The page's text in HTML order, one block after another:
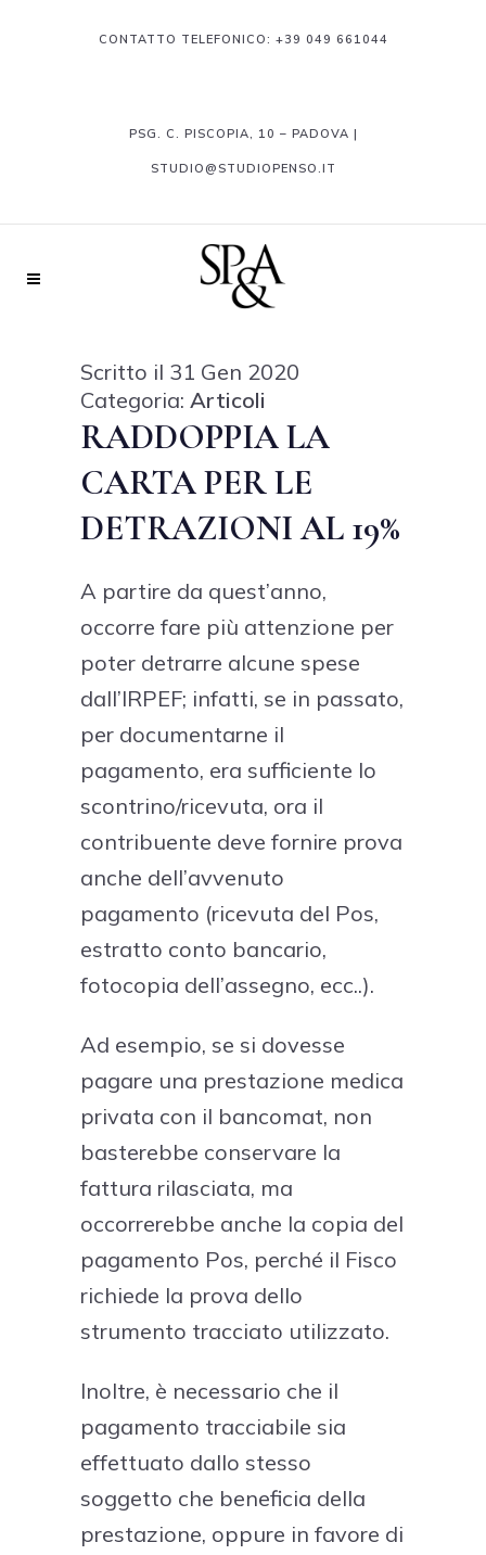
CONTATTO TELEFONICO: +39 049 661044
PSG. C. PISCOPIA, 10 – PADOVA |
STUDIO@STUDIOPENSO.IT
Scritto il 31 Gen 2020
Categoria: Articoli
RADDOPPIA LA
CARTA PER LE
DETRAZIONI AL 19%
A partire da quest’anno,
occorre fare più attenzione per
poter detrarre alcune spese
dall’IRPEF; infatti, se in passato,
per documentarne il
pagamento, era sufficiente lo
scontrino/ricevuta, ora il
contribuente deve fornire prova
anche dell’avvenuto
pagamento (ricevuta del Pos,
estratto conto bancario,
fotocopia dell’assegno, ecc..).
Ad esempio, se si dovesse
pagare una prestazione medica
privata con il bancomat, non
basterebbe conservare la
fattura rilasciata, ma
occorrerebbe anche la copia del
pagamento Pos, perché il Fisco
richiede la prova dello
strumento tracciato utilizzato.
Inoltre, è necessario che il
pagamento tracciabile sia
effettuato dallo stesso
soggetto che beneficia della
prestazione, oppure in favore di